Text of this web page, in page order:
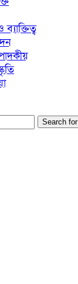
Search for